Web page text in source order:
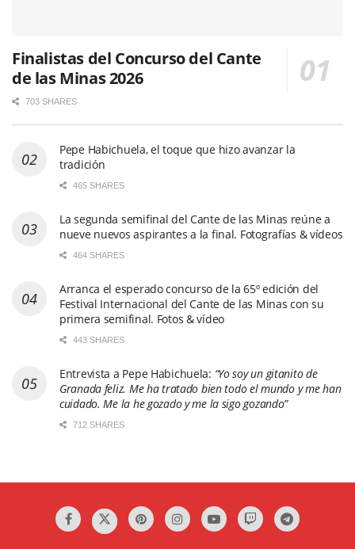
Finalistas del Concurso del Cante
de las Minas 2026
703 SHARES
Pepe Habichuela, el toque que hizo avanzar la
tradición
465 SHARES
La segunda semifinal del Cante de las Minas reúne a
nueve nuevos aspirantes a la final. Fotografías & vídeos
464 SHARES
Arranca el esperado concurso de la 65º edición del
Festival Internacional del Cante de las Minas con su
primera semifinal. Fotos & vídeo
443 SHARES
Entrevista a Pepe Habichuela: “Yo soy un gitanito de
Granada feliz. Me ha tratado bien todo el mundo y me han
cuidado. Me la he gozado y me la sigo gozando”
712 SHARES